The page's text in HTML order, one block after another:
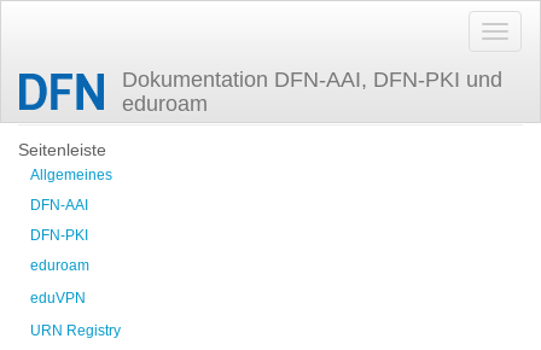
Dokumentation DFN-AAI, DFN-PKI und
eduroam
Zuletzt angesehen
Seitenleiste
Allgemeines
DFN-AAI
DFN-PKI
eduroam
eduVPN
URN Registry